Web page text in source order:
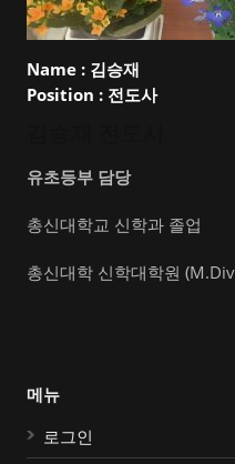
Name : 김승재
Position : 전도사
유초등부 담당
총신대학교 신학과 졸업
총신대학 신학대학원
메뉴
로그인